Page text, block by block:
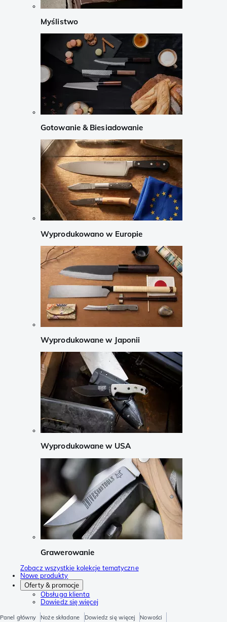
Myślistwo
Gotowanie & Biesiadowanie
Wyprodukowano w Europie
Wyprodukowane w Japonii
Wyprodukowane w USA
Grawerowanie
Zobacz wszystkie kolekcje tematyczne
Nowe produkty
Oferty & promocje
Obsługa klienta
Dowiedz się więcej
Panel główny Noże składane Dowiedz się więcej Nowości